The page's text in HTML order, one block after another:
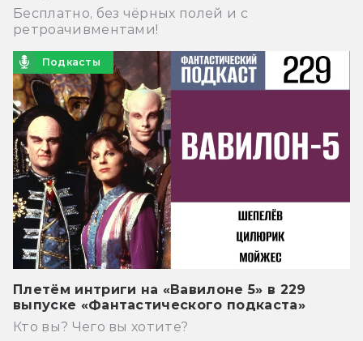
Бесплатно, без чёрных полей и с
ретроачивментами!
Подкасты
Плетём интриги на «Вавилоне 5» в 229
выпуске «Фантастического подкаста»
Кто вы? Чего вы хотите?